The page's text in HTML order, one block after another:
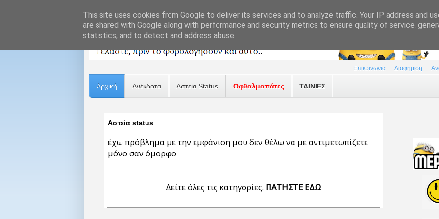
Επικοινωνία Διαφήμιση
Αρχική Ανέκδοτα Αστεία Status Οφθαλμαπάτες ΤΑΙΝΙΕΣ
Αστεία status
έχω πρόβλημα με την εμφάνιση μου δεν θέλω να με αντιμετωπίζετε
μόνο σαν όμορφο
Δείτε όλες τις κατηγορίες. ΠΑΤΗΣΤΕ ΕΔΩ
This site uses cookies from Google to deliver its services and to analyze traffic. Your IP address and
are shared with Google along with performance and security metrics to ensure quality of service,
statistics, and to detect and address abuse.